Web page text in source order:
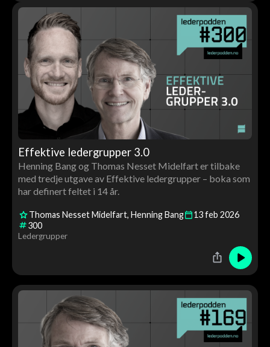
Effektive ledergrupper 3.0
Henning Bang og Thomas Nesset Midelfart er tilbake
med tredje utgave av Effektive ledergrupper – boka som
har definert feltet i 14 år.
Thomas Nesset Midelfart Henning Bang 13feb 2026
300
Ledergrupper